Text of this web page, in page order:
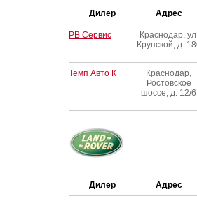
Дилер Адрес
РВ Сервис
Краснодар,
Крупской, д.
Темп Авто К
Краснодар,
Ростовское
шоссе, д. 12/6
Дилер Адрес